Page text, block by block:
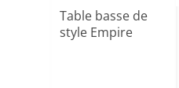
Table basse de
style Empire